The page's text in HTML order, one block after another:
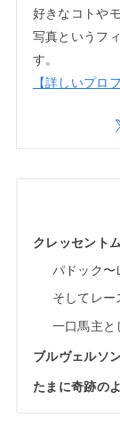
好きなコトや
写真というフ
す。
【詳しいプロ
クレッセント
パドック〜
そしてレー
一口馬主と
ブルヴェルソ
たまに奇跡の